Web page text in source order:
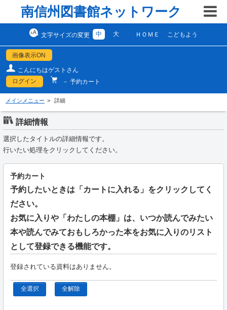
南信州図書館ネットワーク
文字サイズの変更 中 大 ＨＯＭＥ こどもよう
画像表示ON
こんにちはゲストさん
ログイン
－ 予約カート
メインメニュー 詳細
詳細情報
選択したタイトルの詳細情報です。
行いたい処理をクリックしてください。
予約カート
予約したいときは「カートに入れる」をクリックしてく
ださい。
お気に入りや「わたしの本棚」は、いつか読んでみたい
本や読んでみておもしろかった本をお気に入りのリスト
として登録できる機能です。
登録されている資料はありません。
全選択 全解除